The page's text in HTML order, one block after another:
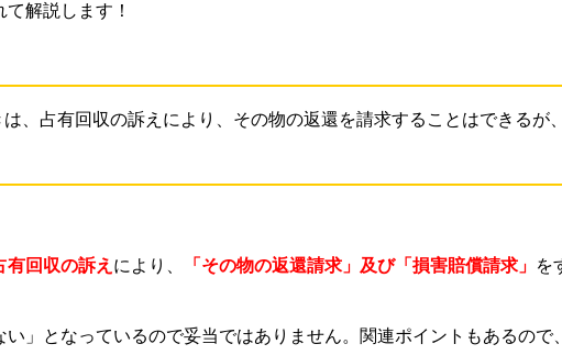
解説します！
、占有回収の訴えにより、その物の返還を請求することはできるが
有回収の訴え により、 「その物の返還請求」及び「損害賠償請求」 を
」となっているので妥当ではありません。関連ポイントもあるので